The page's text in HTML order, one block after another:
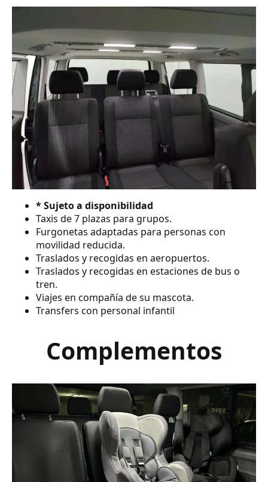
* Sujeto a disponibilidad
Taxis de 7 plazas para grupos.
Furgonetas adaptadas para personas con
movilidad reducida.
Traslados y recogidas en aeropuertos.
Traslados y recogidas en estaciones de bus o
tren.
Viajes en compañía de su mascota.
Transfers con personal infantil
Complementos